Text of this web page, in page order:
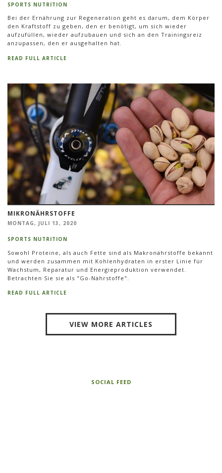
SPORTS NUTRITION
Bei der Ernährung zur Regeneration geht es darum, dem Körper
den Kraftstoff zu geben, den er benötigt, um sich wieder
aufzufüllen, wieder aufzubauen und sich an den Trainingsreiz
anzupassen, den er ausgehalten hat.
READ FULL ARTICLE
MIKRONÄHRSTOFFE
MONTAG, JULI 13, 2020
SPORTS NUTRITION
Sowohl Proteine, als auch Fette sind als Makronährstoffe bekannt
und werden zusammen mit Kohlenhydraten in erster Linie für
Wachstum, Reparatur und Energieproduktion verwendet.
Betrachten Sie sie als "Go-Nährstoffe".
READ FULL ARTICLE
VIEW MORE ARTICLES
SOCIAL FEED